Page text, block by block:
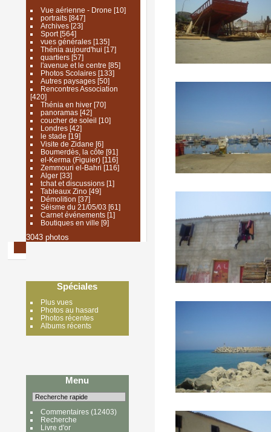
Vue aérienne - Drone [10]
portraits[847]
Archives [23]
Sport[564]
vues générales[135]
Thénia aujourd'hui [17]
quartiers[57]
l'avenue et le centre [85]
Photos Scolaires[133]
Autres paysages[50]
Rencontres Association
[420]
Thénia en hiver[70]
panoramas[42]
coucher de soleil [10]
Londres[42]
le stade [19]
Visite de Zidane [6]
Boumerdès, la côte [91]
el-Kerma (Figuier)[116]
Zemmouri el-Bahri [116]
Alger[33]
tchat et discussions[1]
Tableaux Zino[49]
Démolition [37]
Séisme du 21/05/03 [61]
Carnet événements[1]
Boutiques en ville [9]
3043 photos
Spéciales
Plus vues
Photos au hasard
Photos récentes
Albums récents
Menu
Commentaires(12403)
Recherche
Livre d'or